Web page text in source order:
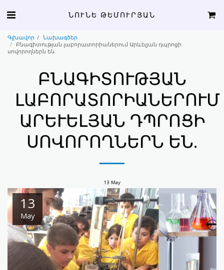
ՆՈՒՆԵ ԹԵՄՈՒՐՅԱՆ
Գլխավոր
Նախագծեր
Բնագիտության լաբորատորիաներում Արևելյան դպրոցի
սովորողներն են.
ԲՆԱԳԻՏՈՒԹՅԱՆ
ԼԱԲՈՐԱՏՈՐԻԱՆԵՐՈՒՄ
ԱՐԵՒԵԼՅԱՆ ԴՊՐՈՑԻ Ս
ՈՎՈՐՈՂՆԵՐՆ ԵՆ.
13 May
13
May